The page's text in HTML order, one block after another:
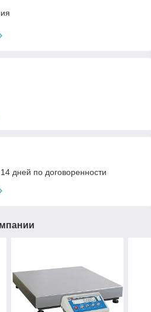
дней по договоренности